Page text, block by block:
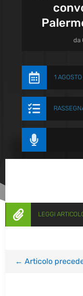
da
 1


 LEGGI
←Articolo